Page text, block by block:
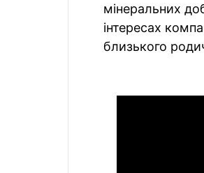
мінеральних
інтересах
близького